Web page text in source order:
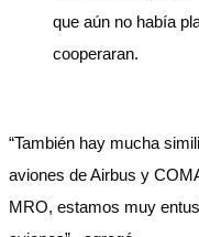
que aún no había
cooperaran.
“También hay mucha
aviones de Airbus y
MRO, estamos muy